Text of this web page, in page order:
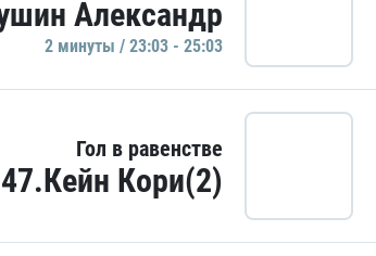
Александр
2 минуты / 23:03 - 25:03
Гол в равенстве
47.Кейн Кори(2)